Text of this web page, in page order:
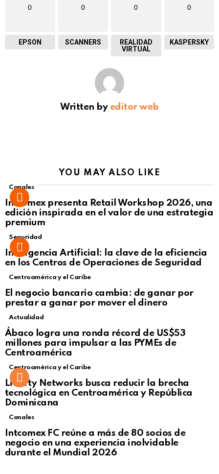
0
EPSON
0
SCANNERS
0
REALIDAD
VIRTUAL
0
KASPERSKY
Written by editor web
YOU MAY ALSO LIKE
Canales
Intcomex presenta Retail Workshop 2026, una
edición inspirada en el valor de una estrategia
premium
Seguridad
Inteligencia Artificial: la clave de la eficiencia
en los Centros de Operaciones de Seguridad
Centroamérica y el Caribe
El negocio bancario cambia: de ganar por
prestar a ganar por mover el dinero
Not Safe For Work
Click to view this post
Actualidad
Ábaco logra una ronda récord de US$53
millones para impulsar a las PYMEs de
Centroamérica
Centroamérica y el Caribe
Liberty Networks busca reducir la brecha
tecnológica en Centroamérica y República
Dominicana
Canales
Intcomex FC reúne a más de 80 socios de
negocio en una experiencia inolvidable
durante el Mundial 2026